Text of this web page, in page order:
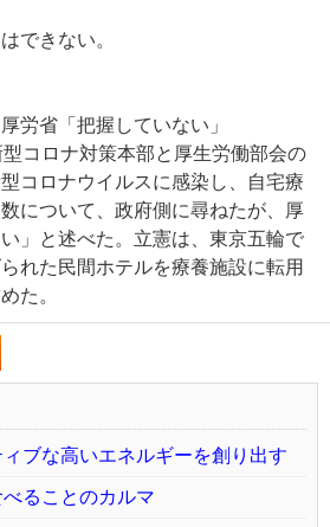
できない。
労省「把握していない」
コロナ対策本部と厚生労働部会の
コロナウイルスに感染し、自宅療
について、政府側に尋ねたが、厚
」と述べた。立憲は、東京五輪で
れた民間ホテルを療養施設に転用
た。
ブな高いエネルギーを創り出す
ることのカルマ